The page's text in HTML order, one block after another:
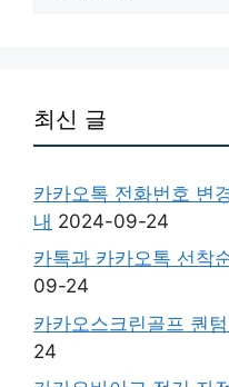
최신 글
카카오톡 전화번호 변
내 2024-09-24
카톡과 카카오톡 선착
09-24
카카오스크린골프 퀀
24